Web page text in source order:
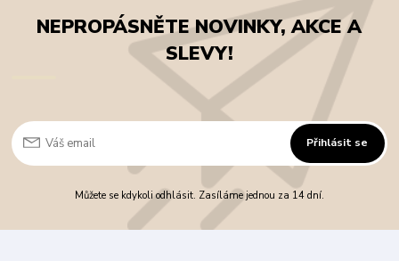
NEPROPÁSNĚTE NOVINKY, AKCE A
SLEVY!
Přihlásit se
Můžete se kdykoli odhlásit. Zasíláme jednou za 14 dní.